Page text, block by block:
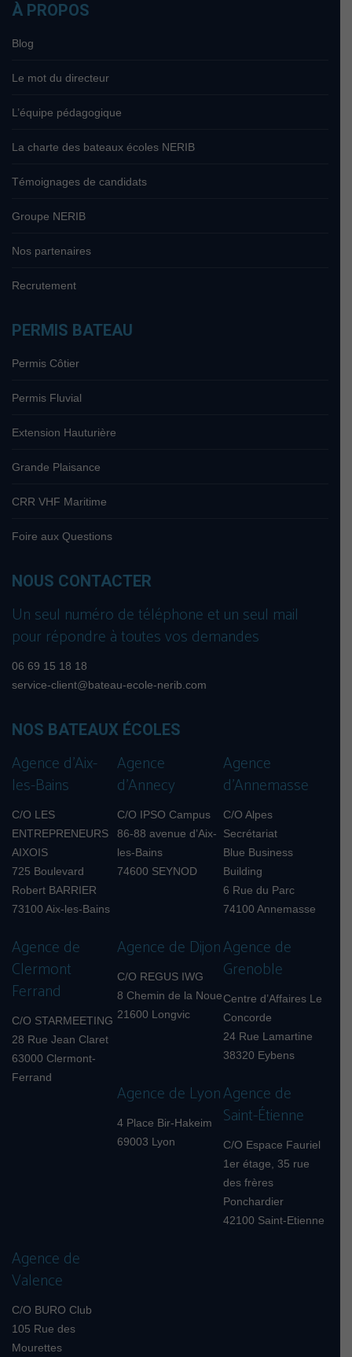
À PROPOS
Blog
Le mot du directeur
L’équipe pédagogique
La charte des bateaux écoles NERIB
Témoignages de candidats
Groupe NERIB
Nos partenaires
Recrutement
PERMIS BATEAU
Permis Côtier
Permis Fluvial
Extension Hauturière
Grande Plaisance
CRR VHF Maritime
Foire aux Questions
NOUS CONTACTER
Un seul numéro de téléphone et un seul mail
pour répondre à toutes vos demandes
06 69 15 18 18
service-client@bateau-ecole-nerib.com
NOS BATEAUX ÉCOLES
Agence d’Aix-
les-Bains
C/O LES
ENTREPRENEURS
AIXOIS
725 Boulevard
Robert BARRIER
73100 Aix-les-Bains
Agence
d’Annecy
C/O IPSO Campus
86-88 avenue d’Aix-
les-Bains
74600 SEYNOD
Agence
d’Annemasse
C/O Alpes
Secrétariat
Blue Business
Building
6 Rue du Parc
74100 Annemasse
Agence de
Clermont
Ferrand
C/O STARMEETING
28 Rue Jean Claret
63000 Clermont-
Ferrand
Agence de Dijon
C/O REGUS IWG
8 Chemin de la Noue
21600 Longvic
Agence de
Grenoble
Centre d’Affaires Le
Concorde
24 Rue Lamartine
38320 Eybens
Agence de Lyon
4 Place Bir-Hakeim
69003 Lyon
Agence de
Saint-Étienne
C/O Espace Fauriel
1er étage, 35 rue
des frères
Ponchardier
42100 Saint-Etienne
Agence de
Valence
C/O BURO Club
105 Rue des
Mourettes